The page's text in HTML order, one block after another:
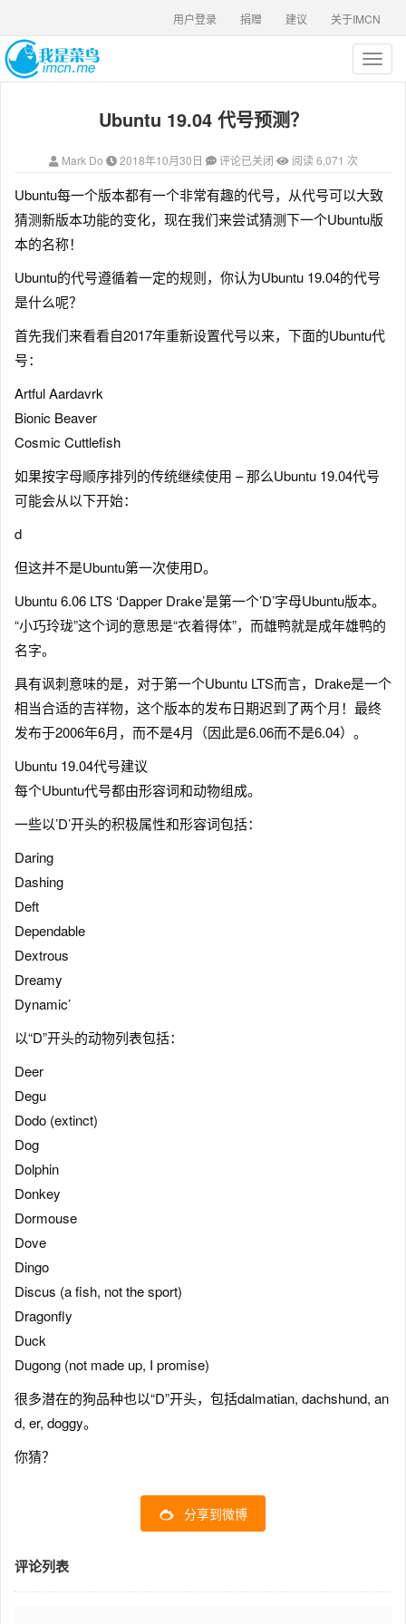
关于IMCN
建议
捐赠
用户登录
T
o
a
v
i
t
n
Ubuntu 19.04 代号预测？
Mark Do 2018年10月30日 评论已关闭 阅读 6,071 次
Ubuntu每一个版本都有一个非常有趣的代号，从代号可以大致
猜测新版本功能的变化，现在我们来尝试猜测下一个Ubuntu版
本的名称！
Ubuntu的代号遵循着一定的规则，你认为Ubuntu 19.04的代号
是什么呢？
首先我们来看看自2017年重新设置代号以来，下面的Ubuntu代
号：
Artful Aardavrk
Bionic Beaver
Cosmic Cuttlefish
如果按字母顺序排列的传统继续使用 – 那么Ubuntu 19.04代号
可能会从以下开始：
d
但这并不是Ubuntu第一次使用D。
Ubuntu 6.06 LTS ‘Dapper Drake’是第一个’D’字母Ubuntu版本。
“小巧玲珑”这个词的意思是“衣着得体”，而雄鸭就是成年雄鸭的
名字。
具有讽刺意味的是，对于第一个Ubuntu LTS而言，Drake是一个
相当合适的吉祥物，这个版本的发布日期迟到了两个月！最终
发布于2006年6月，而不是4月（因此是6.06而不是6.04）。
Ubuntu 19.04代号建议
每个Ubuntu代号都由形容词和动物组成。
一些以’D’开头的积极属性和形容词包括：
Daring
Dashing
Deft
Dependable
Dextrous
Dreamy
Dynamic’
以“D”开头的动物列表包括：
Deer
Degu
Dodo (extinct)
Dog
Dolphin
Donkey
Dormouse
Dove
Dingo
Discus (a fish, not the sport)
Dragonfly
Duck
Dugong (not made up, I promise)
很多潜在的狗品种也以“D”开头，包括dalmatian, dachshund, an
d, er, doggy。
你猜？
分享到微博
评论列表